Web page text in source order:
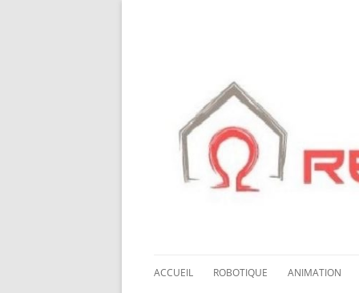
ACCUEIL ROBOTIQUE ANIMATION